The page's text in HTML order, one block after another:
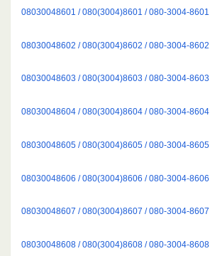
08030048601 / 080(3004)8601 / 080-3004-8601
08030048602 / 080(3004)8602 / 080-3004-8602
08030048603 / 080(3004)8603 / 080-3004-8603
08030048604 / 080(3004)8604 / 080-3004-8604
08030048605 / 080(3004)8605 / 080-3004-8605
08030048606 / 080(3004)8606 / 080-3004-8606
08030048607 / 080(3004)8607 / 080-3004-8607
08030048608 / 080(3004)8608 / 080-3004-8608